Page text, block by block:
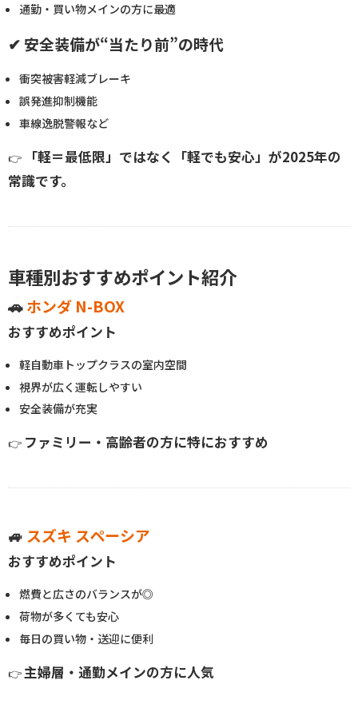
通勤・買い物メインの方に最適
✔ 安全装備が“当たり前”の時代
衝突被害軽減ブレーキ
誤発進抑制機能
車線逸脱警報など
👉
「軽＝最低限」ではなく「軽でも安心」が2025年の
常識です。
車種別おすすめポイント紹介
🚗ホンダ N-BOX
おすすめポイント
軽自動車トップクラスの室内空間
視界が広く運転しやすい
安全装備が充実
👉 ファミリー・高齢者の方に特におすすめ
🚙 スズキ スペーシア
おすすめポイント
燃費と広さのバランスが◎
荷物が多くても安心
毎日の買い物・送迎に便利
👉主婦層・通勤メインの方に人気